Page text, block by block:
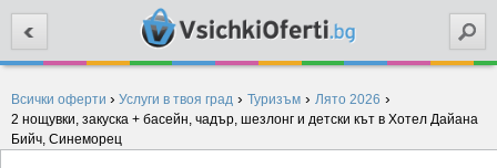
Всички оферти › Услуги в твоя град › Туризъм › Лято 2026 ›
2 нощувки, закуска + басейн, чадър, шезлонг и детски кът в Хотел Дайана
Бийч, Синеморец